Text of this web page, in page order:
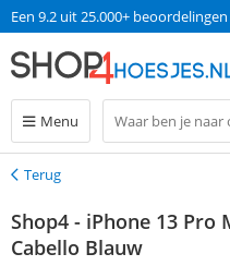
Een 9.2 uit 25.000+ beoordelingen
Menu
Terug
Terug
Shop4 - iPhone 13 Pro
Cabello Blauw